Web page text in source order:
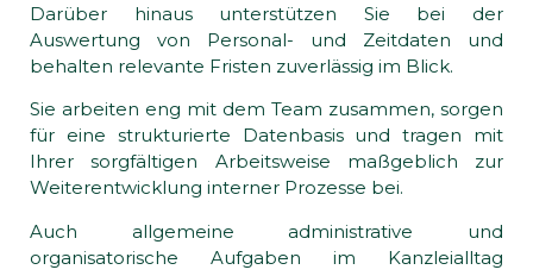
Darüber hinaus unterstützen Sie bei der
Auswertung von Personal- und Zeitdaten und
behalten relevante Fristen zuverlässig im Blick.
Sie arbeiten eng mit dem Team zusammen, sorgen
für eine strukturierte Datenbasis und tragen mit
Ihrer sorgfältigen Arbeitsweise maßgeblich zur
Weiterentwicklung interner Prozesse bei.
Auch allgemeine administrative und
organisatorische Aufgaben im Kanzleialltag